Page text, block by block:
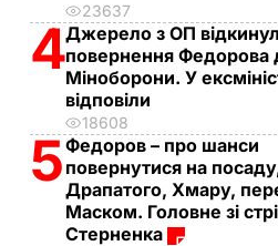
23637
4Джерело з ОП
повернення Федорова
Міноборони. У
відповіли
18608
5Федоров – про шанси
повернутися на
Драпатого, Хмару,
Маском. Головне зі
Стерненка